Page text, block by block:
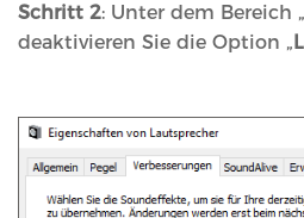
Schritt 2: Unter dem Bereich „
deaktivieren Sie die Option „